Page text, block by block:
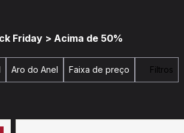
Friday > Acima de 50%
Aro do Anel Faixa de preço Filtros